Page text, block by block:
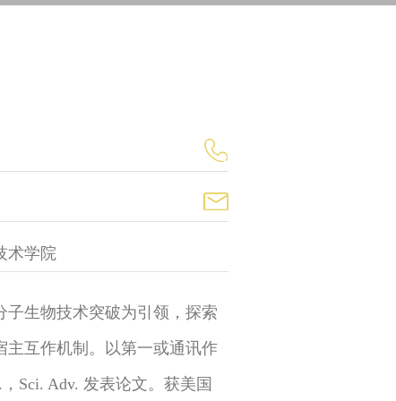
术学院
生物技术突破为引领，探索
主互作机制。以第一或通讯作
Sci. Adv. 发表论文。获美国